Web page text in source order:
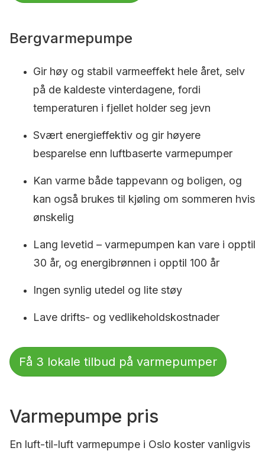
Bergvarmepumpe
Gir høy og stabil varmeeffekt hele året, selv
på de kaldeste vinterdagene, fordi
temperaturen i fjellet holder seg jevn
Svært energieffektiv og gir høyere
besparelse enn luftbaserte varmepumper
Kan varme både tappevann og boligen, og
kan også brukes til kjøling om sommeren hvis
ønskelig
Lang levetid – varmepumpen kan vare i opptil
30 år, og energibrønnen i opptil 100 år
Ingen synlig utedel og lite støy
Lave drifts- og vedlikeholdskostnader
Få 3 lokale tilbud på varmepumper
Varmepumpe pris
En luft-til-luft varmepumpe i Oslo koster vanligvis